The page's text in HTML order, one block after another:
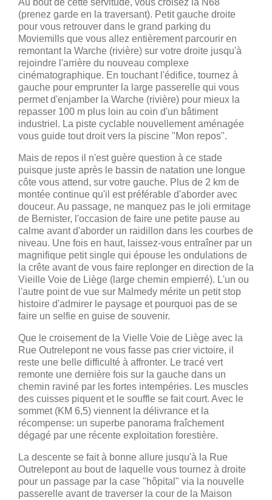
Au bout de cette servitude, vous croisez la N68
(prenez garde en la traversant). Petit gauche droite
pour vous retrouver dans le grand parking du
Moviemills que vous allez entièrement parcourir en
remontant la Warche (rivière) sur votre droite jusqu'à
rejoindre l'arrière du nouveau complexe
cinématographique. En touchant l'édifice, tournez à
gauche pour emprunter la large passerelle qui vous
permet d'enjamber la Warche (rivière) pour mieux la
repasser 100 m plus loin au coin d'un bâtiment
industriel. La piste cyclable nouvellement aménagée
vous guide tout droit vers la piscine "Mon repos".
Mais de repos il n'est guère question à ce stade
puisque juste après le bassin de natation une longue
côte vous attend, sur votre gauche. Plus de 2 km de
montée continue qu'il est préférable d'aborder avec
douceur. Au passage, ne manquez pas le joli ermitage
de Bernister, l'occasion de faire une petite pause au
calme avant d'aborder un raidillon dans les courbes de
niveau. Une fois en haut, laissez-vous entraîner par un
magnifique petit single qui épouse les ondulations de
la crête avant de vous faire replonger en direction de la
Vieille Voie de Liège (large chemin empierré). L'un ou
l'autre point de vue sur Malmedy mérite un petit stop
histoire d'admirer le paysage et pourquoi pas de se
faire un selfie en guise de souvenir.
Que le croisement de la Vielle Voie de Liège avec la
Rue Outrelepont ne vous fasse pas crier victoire, il
reste une belle difficulté à affronter. Le tracé vert
remonte une dernière fois sur la gauche dans un
chemin raviné par les fortes intempéries. Les muscles
des cuisses piquent et le souffle se fait court. Avec le
sommet (KM 6,5) viennent la délivrance et la
récompense: un superbe panorama fraîchement
dégagé par une récente exploitation forestière.
La descente se fait à bonne allure jusqu'à la Rue
Outrelepont au bout de laquelle vous tournez à droite
pour un passage par la case "hôpital" via la nouvelle
passerelle avant de traverser la cour de la Maison